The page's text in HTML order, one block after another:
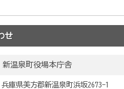
せ
新温泉町役場本庁舎
庫県美方郡新温泉町浜坂2673-1